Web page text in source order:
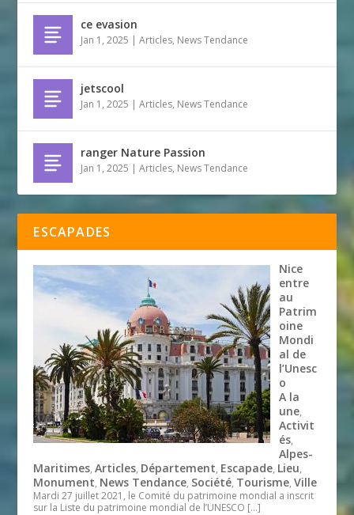
ce evasion
Jan 1, 2025 |Articles, News Tendance
jetscool
Jan 1, 2025 |Articles, News Tendance
ranger Nature Passion
Jan 1, 2025 |Articles, News Tendance
ESCAPADES
Nice
entre
au
Patrim
oine
Mondi
al de
l’Unesc
o
A la
une,
Activit
és,
Alpes-
Maritimes,Articles, Département, Escapade, Lieu,
Monument, News Tendance, Société, Tourisme,Ville
Mardi 27 juillet 2021, le Comité du patrimoine mondial a inscrit
sur la Liste du patrimoine mondial de l’UNESCO […]